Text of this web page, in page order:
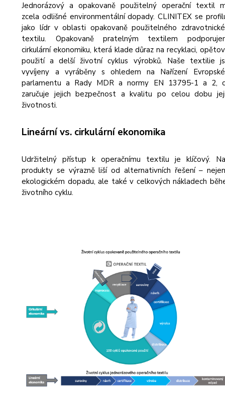
Jednorázový a opakovaně použitelný operační textil
zcela odlišné environmentální dopady. CLINITEX se
jako lídr v oblasti opakovaně použitelného
textilu. Opakovaně pratelným textilem
cirkulární ekonomiku, která klade důraz na recyklaci,
použití a delší životní cyklus výrobků. Naše textilie
vyvíjeny a vyráběny s ohledem na Nařízení
parlamentu a Rady MDR a normy EN 13795-1 a 2,
zaručuje jejich bezpečnost a kvalitu po celou dobu
životnosti.
Lineární vs. cirkulární ekonomika
Udržitelný přístup k operačnímu textilu je klíčový.
produkty se výrazně liší od alternativních řešení –
ekologickém dopadu, ale také v celkových nákladech
životního cyklu.